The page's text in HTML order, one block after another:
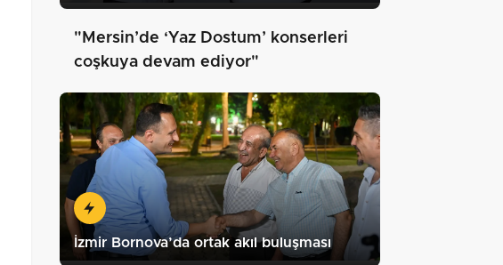
"Mersin’de ‘Yaz Dostum’ konserleri
coşkuya devam ediyor"
İzmir Bornova’da ortak akıl buluşması